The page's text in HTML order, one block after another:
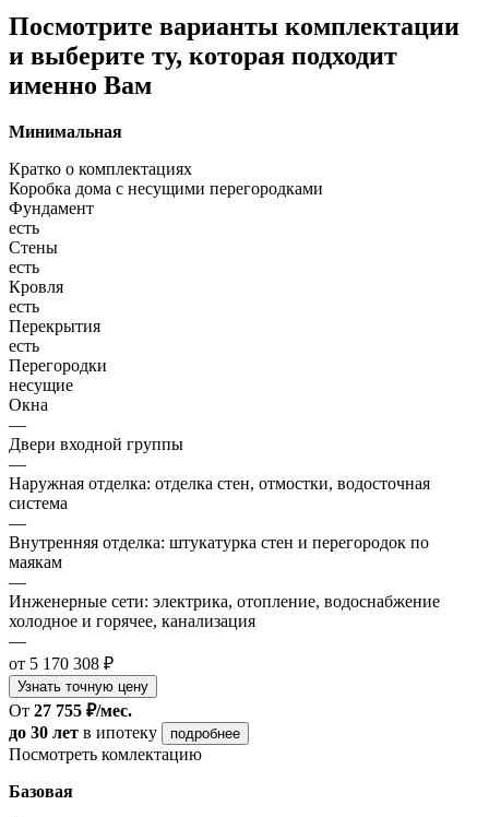
Посмотрите варианты комплектации
и выберите ту, которая подходит
именно Вам
Минимальная
Кратко о комплектациях
Коробка дома с несущими перегородками
Фундамент
есть
Стены
есть
Кровля
есть
Перекрытия
есть
Перегородки
несущие
Окна
—
Двери входной группы
—
Наружная отделка: отделка стен, отмостки, водосточная
система
—
Внутренняя отделка: штукатурка стен и перегородок по
маякам
—
Инженерные сети: электрика, отопление, водоснабжение
холодное и горячее, канализация
—
от 5 170 308 ₽
Узнать точную цену
От 27 755 ₽/мес.
до 30 лет в ипотеку подробнее
Посмотреть комлектацию
Базовая